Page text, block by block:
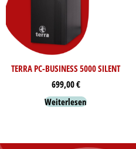
TERRA PC-BUSINESS 5000 SILENT
699,00€
Weiterlesen